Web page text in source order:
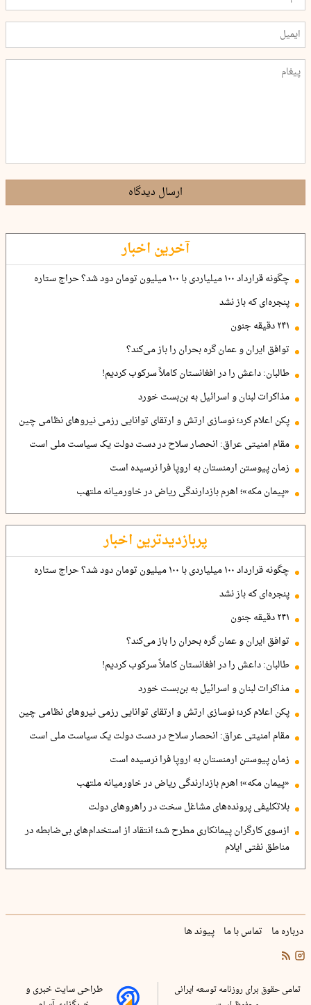
ارسال دیدگاه
آخرین اخبار
چگونه قرارداد ۱۰۰ میلیاردی با ۱۰۰ میلیون تومان دود شد؟ حراج ستاره
پنجره‌ای که باز نشد
۲۴۱ دقیقه جنون
توافق ایران و عمان گره بحران را باز می‌کند؟
طالبان: داعش را در افغانستان کاملاً سرکوب کردیم!
مذاکرات لبنان و اسرائیل به بن‌بست خورد
پکن اعلام کرد؛ نوسازی ارتش و ارتقای توانایی رزمی نیروهای نظامی چین
مقام امنیتی عراق: انحصار سلاح در دست دولت یک سیاست ملی است
زمان پیوستن ارمنستان به اروپا فرا نرسیده است
«پیمان مکه»؛ اهرم بازدارندگی ریاض در خاورمیانه ملتهب
پربازدیدترین اخبار
چگونه قرارداد ۱۰۰ میلیاردی با ۱۰۰ میلیون تومان دود شد؟ حراج ستاره
پنجره‌ای که باز نشد
۲۴۱ دقیقه جنون
توافق ایران و عمان گره بحران را باز می‌کند؟
طالبان: داعش را در افغانستان کاملاً سرکوب کردیم!
مذاکرات لبنان و اسرائیل به بن‌بست خورد
پکن اعلام کرد؛ نوسازی ارتش و ارتقای توانایی رزمی نیروهای نظامی چین
مقام امنیتی عراق: انحصار سلاح در دست دولت یک سیاست ملی است
زمان پیوستن ارمنستان به اروپا فرا نرسیده است
«پیمان مکه»؛ اهرم بازدارندگی ریاض در خاورمیانه ملتهب
بلاتکلیفی پرونده‌های مشاغل سخت در راهروهای دولت
ازسوی کارگران پیمانکاری مطرح شد؛ انتقاد از استخدام‌های بی‌ضابطه در
مناطق نفتی ایلام
درباره ما تماس با ما پیوند ها
تمامی حقوق برای روزنامه توسعه ایرانی
طراحی سایت خبری و